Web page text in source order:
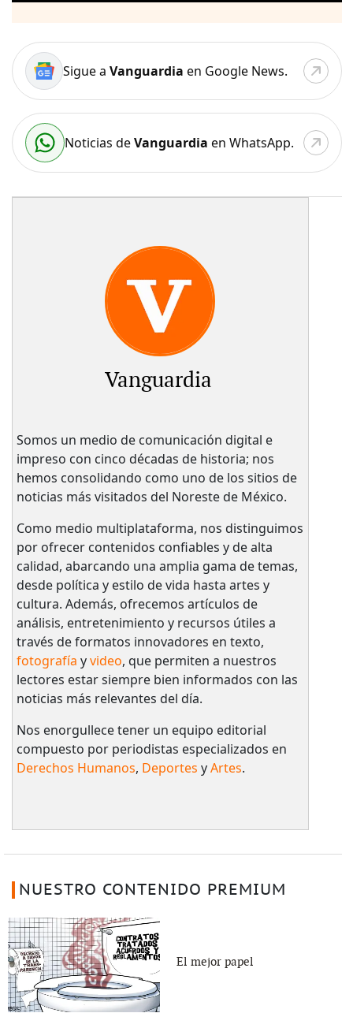
Sigue a Vanguardia en Google News.
Noticias deVanguardia en WhatsApp.
Vanguardia
Somos un medio de comunicación digital e
impreso con cinco décadas de historia; nos
hemos consolidando como uno de los sitios de
noticias más visitados del Noreste de México.
Como medio multiplataforma, nos distinguimos
por ofrecer contenidos confiables y de alta
calidad, abarcando una amplia gama de temas,
desde política y estilo de vida hasta artes y
cultura. Además, ofrecemos artículos de
análisis, entretenimiento y recursos útiles a
través de formatos innovadores en texto,
fotografía yvideo, que permiten a nuestros
lectores estar siempre bien informados con las
noticias más relevantes del día.
Nos enorgullece tener un equipo editorial
compuesto por periodistas especializados en
Derechos Humanos, Deportes yArtes.
NUESTRO CONTENIDO PREMIUM
El mejor papel